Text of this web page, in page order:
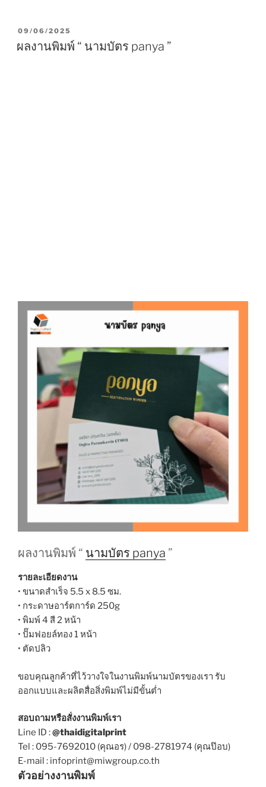
P
S
09/06/2025
ผลงานพิมพ์ “ นามบัตร panya ”
ผลงานพิมพ์ “ นามบัตร panya ”
รายละเอียดงาน
• ขนาดสำเร็จ 5.5 x 8.5 ซม.
• กระดาษอาร์ตการ์ด 250g
• พิมพ์ 4 สี 2 หน้า
• ปั๊มฟอยล์ทอง 1 หน้า
• ตัดปลิว
ขอบคุณลูกค้าที่ไว้วางใจในงานพิมพ์นามบัตรของเรา รับ
ออกแบบและผลิตสื่อสิ่งพิมพ์ไม่มีขั้นต่ำ
สอบถามหรือสั่งงานพิมพ์เรา
Line ID :@thaidigitalprint
Tel : 095-7692010 (คุณอร) / 098-2781974 (คุณป๊อบ)
E-mail : infoprint@miwgroup.co.th
ตัวอย่างงานพิมพ์